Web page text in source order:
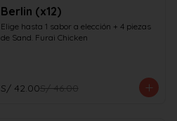
Berlin (x12)
Elige hasta 1 sabor a elección + 4 piezas
de Sand. Furai Chicken
S/ 42.00S/ 46.00